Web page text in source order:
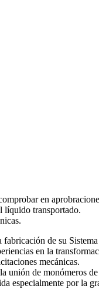
en
líquido transportado.
de su
en la
mecánicas.
unión de monómeros
especialmente por la